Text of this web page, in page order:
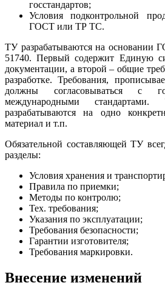
госстандартов;
Условия подконтрольной
ГОСТ или ТР ТС.
ТУ разрабатываются на основании
51740. Первый содержит Единую
документации, а второй – общие
разработке. Требования,
должны согласовываться с
международными стандартами.
разрабатываются на одно
материал и т.п.
Обязательной составляющей ТУ
разделы:
Условия хранения и
Правила по приемки;
Методы по контролю;
Тех. требования;
Указания по эксплуатации;
Требования безопасности;
Гарантии изготовителя;
Требования маркировки.
Внесение изменений